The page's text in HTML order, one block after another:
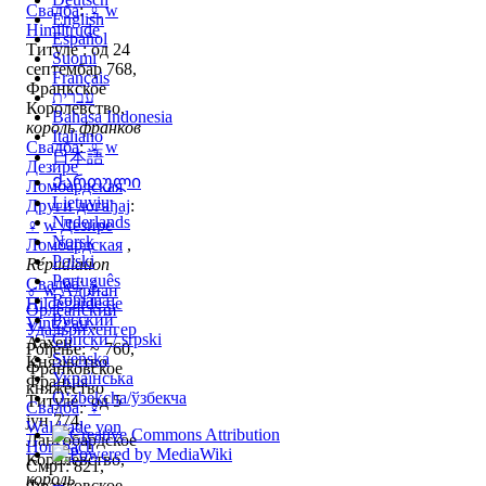
Свадба:♀ w
Himiltrude
Титуле : од 24
септембар 768,
Франкское
Королевство,
король франков
Свадба:♀ w
Дезире
Ломбардская
Други догађај:
♀ w Дезире
Ломбардская ,
Répudiation
Свадба:♀
Hildegarde de
Vintzgau,
Аахен,
Князівство
Франція
Титуле : од 5
јун 774,
Лангобардское
Королевство,
король
♂ w Адриан
Орлеанский
Удальрихенгер
Рођење: ~ 760,
Франковское
княжество
Свадба:♀
Waldrade von
Hornbach
Смрт: 821,
English
Español
Suomi
Français
עברית
Bahasa Indonesia
Italiano
日本語
Ქართული
Lietuvių
Nederlands
Norsk
Polski
Português
Română
Русский
Српски / srpski
Svenska
Українська
Oʻzbekcha/ўзбекча